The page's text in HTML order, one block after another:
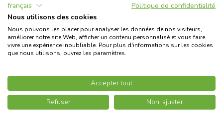
Frais de livraison
Avez-vous besoin d'aide?
© 2026 Copyright Askoll EVA S.p.A.
français
Politique de confidentialité
Nous utilisons des cookies
Nous pouvons les placer pour analyser les données de nos visiteurs,
améliorer notre site Web, afficher un contenu personnalisé et vous faire
vivre une expérience inoubliable. Pour plus d'informations sur les cookies
que nous utilisons, ouvrez les paramètres.
Accepter tout
Refuser
Non, ajuster